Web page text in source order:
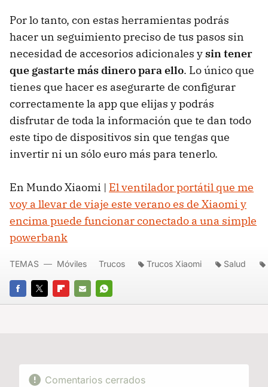
Por lo tanto, con estas herramientas podrás
hacer un seguimiento preciso de tus pasos sin
necesidad de accesorios adicionales ysin tener
que gastarte más dinero para ello. Lo único que
tienes que hacer es asegurarte de configurar
correctamente la app que elijas y podrás
disfrutar de toda la información que te dan todo
este tipo de dispositivos sin que tengas que
invertir ni un sólo euro más para tenerlo.
En Mundo Xiaomi | El ventilador portátil que me
voy a llevar de viaje este verano es de Xiaomi y
encima puede funcionar conectado a una simple
powerbank
FACEBOOK
TWITTERFLIPBOARD
E-
WHATSAPP
TEMAS Móviles Trucos Trucos Xiaomi Salud
Comentarios cerrados